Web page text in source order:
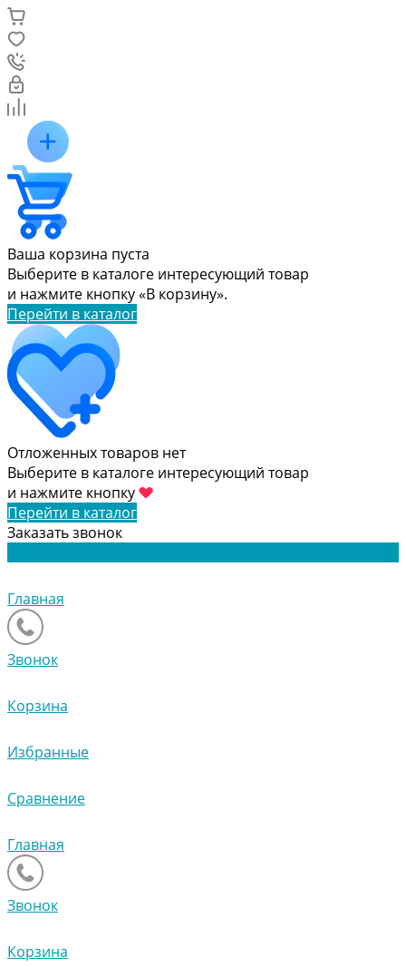
Ваша корзина пуста
Выберите в каталоге интересующий товар
и нажмите кнопку «В корзину».
Перейти в каталог
Отложенных товаров нет
Выберите в каталоге интересующий товар
и нажмите кнопку
Перейти в каталог
Заказать звонок
Главная
Звонок
Корзина
Избранные
Сравнение
Главная
Звонок
Корзина